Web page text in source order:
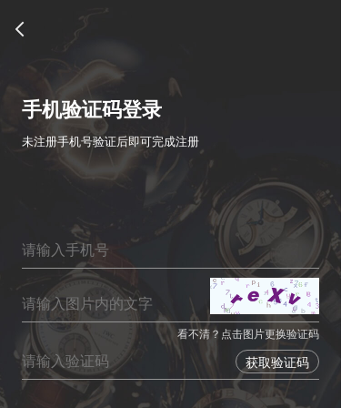
手机验证码登录
未注册手机号验证后即可完成注册
看不清？点击图片更换验证码
获取验证码